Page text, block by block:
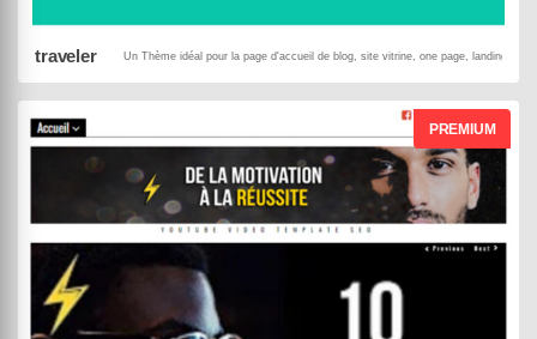
traveler Un Thème idéal pour la page d'accueil de blog, site vitrine, one page, landing
PREMIUM
Withemes Black Panda